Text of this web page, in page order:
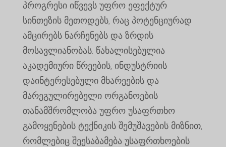
პროგრესი იწვევს უფრო ეფექტურ
სინთეზის მეთოდებს, რაც პოტენციურად
ამცირებს ნარჩენებს და ზრდის
მოსავლიანობას. წახალისებულია
აკადემიური წრეების, ინდუსტრიის
დაინტერესებული მხარეების და
მარეგულირებელი ორგანოების
თანამშრომლობა უფრო უსაფრთხო
გამოყენების ტექნიკის შემუშავების მიზნით,
რომლებიც შეესაბამება უსაფრთხოების